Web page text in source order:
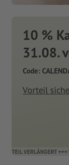
10 %
31.08.
Code:
Vorteil